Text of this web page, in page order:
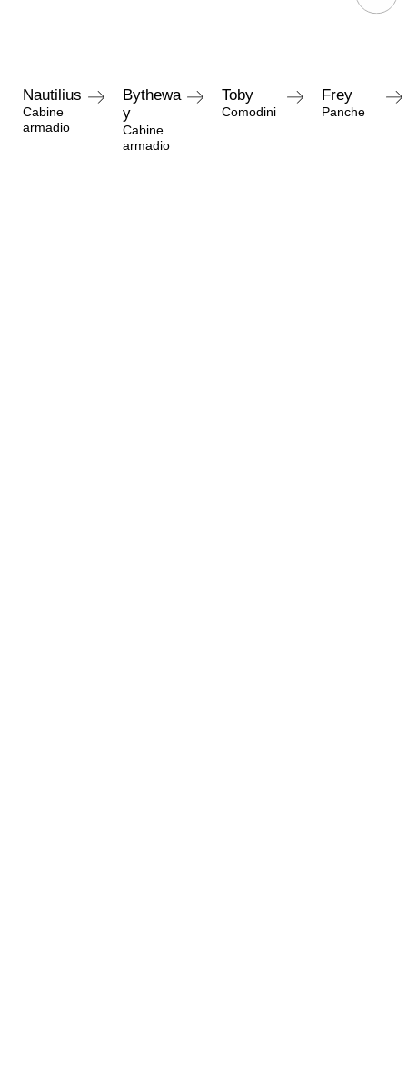
Nautilius
Cabine
armadio
Bythewa
y
Cabine
armadio
Toby
Comodini
Frey
Panche